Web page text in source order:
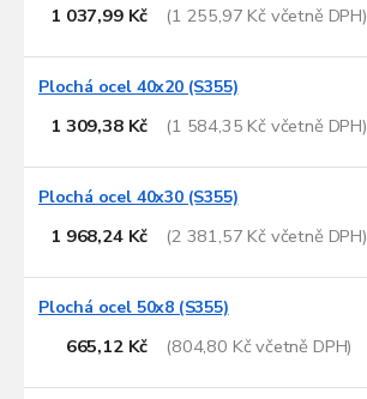
1 037,99 Kč (1 255,97 Kč včetně DPH)
Plochá ocel 40x20 (S355)
1 309,38 Kč (1 584,35 Kč včetně DPH)
Plochá ocel 40x30 (S355)
1 968,24 Kč (2 381,57 Kč včetně DPH)
Plochá ocel 50x8 (S355)
665,12 Kč (804,80 Kč včetně DPH)